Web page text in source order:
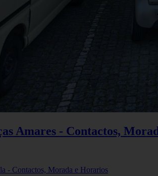
Amares - Contactos,